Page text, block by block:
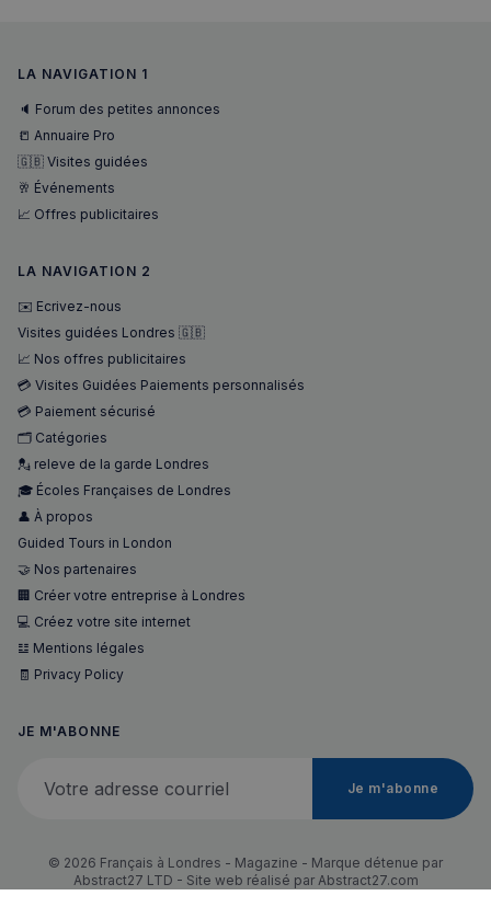
LA NAVIGATION 1
🔈 Forum des petites annonces
📒 Annuaire Pro
🇬🇧 Visites guidées
🥂 Événements
📈 Offres publicitaires
LA NAVIGATION 2
✉️ Ecrivez-nous
Visites guidées Londres 🇬🇧
📈 Nos offres publicitaires
💳 Visites Guidées Paiements personnalisés
💳 Paiement sécurisé
🗂️ Catégories
💂 releve de la garde Londres
🎓 Écoles Françaises de Londres
👤 À propos
Guided Tours in London
🤝 Nos partenaires
🏢 Créer votre entreprise à Londres
💻 Créez votre site internet
𝌭 Mentions légales
🧾 Privacy Policy
JE M'ABONNE
Je m'abonne
© 2026 Français à Londres - Magazine - Marque détenue par
Abstract27 LTD - Site web réalisé par Abstract27.com
fonctionnalités de base du site Web telles que la
Le site Web ne peut pas être utilisé correctement
sans les cookies strictement nécessaires.
Nom
_px3
CookieScriptConsent
sp_t
Spotify Inc.
.spotify.com
Google